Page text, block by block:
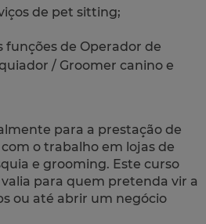
de pet sitting;
funções de Operador de
/ Groomer canino e
para a prestação de
o trabalho em lojas de
e grooming. Este curso
para quem pretenda vir a
ou até abrir um negócio